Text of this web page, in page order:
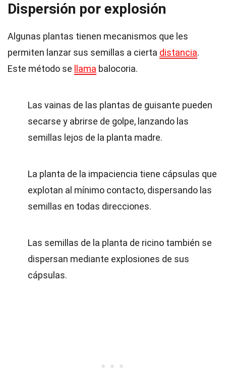
Dispersión por explosión
Algunas plantas tienen mecanismos que les
permiten lanzar sus semillas a cierta distancia.
Este método se
llama balocoria.
Las vainas de las plantas de guisante pueden
secarse y abrirse de golpe, lanzando las
semillas lejos de la planta madre.
La planta de la impaciencia tiene cápsulas que
explotan al mínimo contacto, dispersando las
semillas en todas direcciones.
Las semillas de la planta de ricino también se
dispersan mediante explosiones de sus
cápsulas.